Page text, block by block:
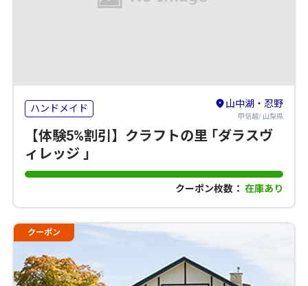
ハンドメイド 山中湖・忍野
甲信越/ 山梨県
【体験5%割引】クラフトの里 ｢ダラスヴ
ィレッジ ｣
クーポン枚数： 在庫あり
クーポン